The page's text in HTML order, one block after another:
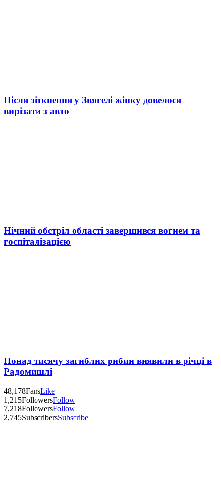
Після зіткнення у Звягелі жінку довелося
вирізати з авто
Нічний обстріл області завершився вогнем та
госпіталізацією
Понад тисячу загиблих рибин виявили в річці в
Радомишлі
48,178FansLike
1,215FollowersFollow
7,218FollowersFollow
2,745SubscribersSubscribe